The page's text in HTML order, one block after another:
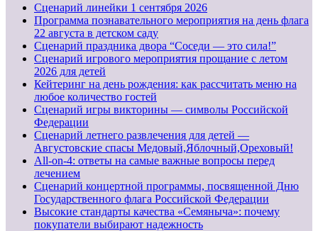
Cценарий линейки 1 сентября 2026
Программа познавательного мероприятия на день флага
22 августа в детском саду
Сценарий праздника двора “Соседи — это сила!”
Сценарий игрового мероприятия прощание с летом
2026 для детей
Кейтеринг на день рождения: как рассчитать меню на
любое количество гостей
Сценарий игры викторины — символы Российской
Федерации
Сценарий летнего развлечения для детей —
Августовские спасы Медовый,Яблочный,Ореховый!
All-on-4: ответы на самые важные вопросы перед
лечением
Сценарий концертной программы, посвященной Дню
Государственного флага Российской Федерации
Высокие стандарты качества «Семяныча»: почему
покупатели выбирают надежность